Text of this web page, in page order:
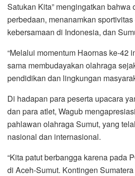
Satukan Kita” mengingatkan bahwa
perbedaan, menanamkan
kebersamaan di Indonesia, dan
“Melalui momentum Haornas ke-42
sama membudayakan olahraga
pendidikan dan lingkungan
Di hadapan para peserta upacara
dan para atlet, Wagub
pahlawan olahraga Sumut, yang
nasional dan internasional.
“Kita patut berbangga karena pada
di Aceh-Sumut. Kontingen